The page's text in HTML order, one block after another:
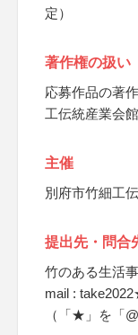
定）
著作権の扱い
応募作品の著
工伝統産業会
主催
別府市竹細工
提出先・問合
竹のある生活
mail :
（「★」を「